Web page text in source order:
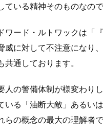
ている精神そのものなの
ワード・ルトワックは「
威に対して不注意になり
通しております。
人の警備体制が様変わり
いる「油断大敵」あるい
らの概念の最大の理解者